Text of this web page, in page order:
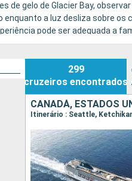
de gelo de Glacier Bay,
a luz desliza sobre os
pode ser adequada a
serviço cuidado.
299
cruzeiros encontrados
CANADÁ, ESTADOS
Itinerário : Seattle,